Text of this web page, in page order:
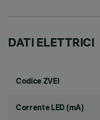
DATI ELETTRICI
Codice ZVEI
Corrente LED (mA)